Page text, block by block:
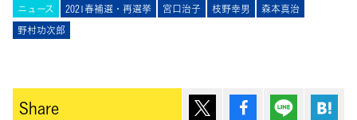
ニュース 2021春補選・再選挙 宮口治子 枝野幸男
森本真治
野村功次郎
Share ポスト シェア Lineで送